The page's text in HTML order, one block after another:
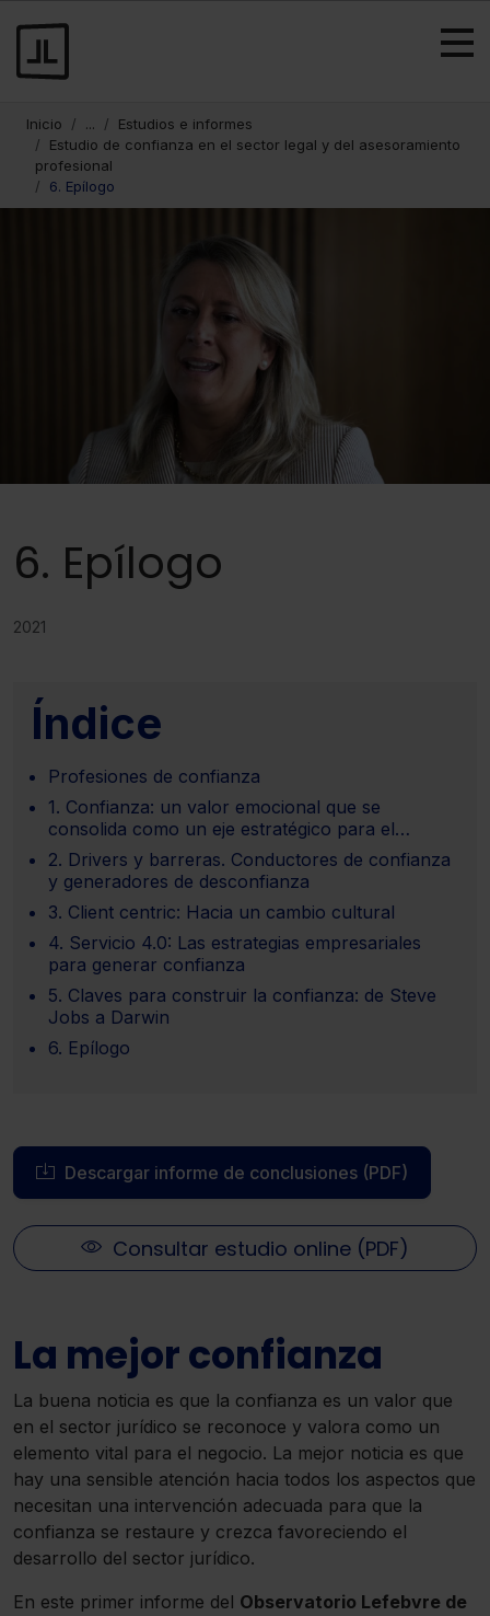
Inicio ...
Estudios e informes
Estudio de confianza en el sector legal y del asesoramiento
profesional
6. Epílogo
6. Epílogo
2021
Descargar informe de conclusiones (PDF)
Consultar estudio online (PDF)
La mejor confianza
La buena noticia es que la confianza es un valor que
en el sector jurídico se reconoce y valora como un
elemento vital para el negocio. La mejor noticia es que
hay una sensible atención hacia todos los aspectos que
necesitan una intervención adecuada para que la
confianza se restaure y crezca favoreciendo el
desarrollo del sector jurídico.
En este primer informe del Observatorio Lefebvre de
Índice
Profesiones de confianza
1. Confianza: un valor emocional que se
consolida como un eje estratégico para el
negocio jurídico
2. Drivers y barreras. Conductores de confianza
y generadores de desconfianza
3. Client centric: Hacia un cambio cultural
4. Servicio 4.0: Las estrategias empresariales
para generar confianza
5. Claves para construir la confianza: de Steve
Jobs a Darwin
6. Epílogo